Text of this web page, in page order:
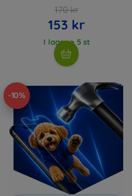
170 kr
153 kr
I lager > 5 st
-10%